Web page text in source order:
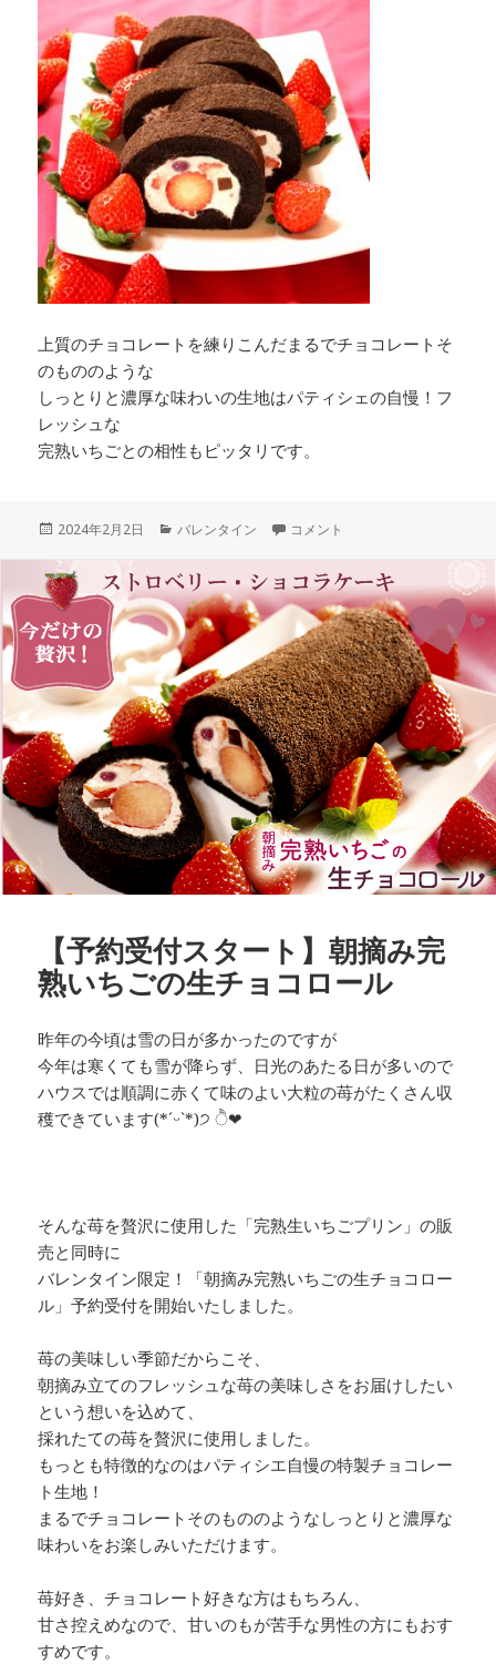
上質のチョコレートを練りこんだまるでチョコレートそ
のもののような
しっとりと濃厚な味わいの生地はパティシェの自慢！フ
レッシュな
完熟いちごとの相性もピッタリです。
投
日:
2024年2月2日
カ
リ
ー
バレンタイン 【ご予約受付中！】朝摘み完熟
コメント
【予約受付スタート】朝摘み完
熟いちごの生チョコロール
昨年の今頃は雪の日が多かったのですが
今年は寒くても雪が降らず、日光のあたる日が多いので
ハウスでは順調に赤くて味のよい大粒の苺がたくさん収
穫できています(*ˊᵕˋ*)੭ ੈ❤︎
そんな苺を贅沢に使用した「完熟生いちごプリン」の販
売と同時に
バレンタイン限定！「朝摘み完熟いちごの生チョコロー
ル」予約受付を開始いたしました。
苺の美味しい季節だからこそ、
朝摘み立てのフレッシュな苺の美味しさをお届けしたい
という想いを込めて、
採れたての苺を贅沢に使用しました。
もっとも特徴的なのはパティシエ自慢の特製チョコレー
ト生地！
まるでチョコレートそのもののようなしっとりと濃厚な
味わいをお楽しみいただけます。
苺好き、チョコレート好きな方はもちろん、
甘さ控えめなので、甘いのもが苦手な男性の方にもおす
すめです。